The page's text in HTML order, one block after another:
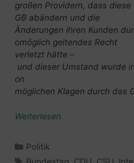
großen Providern, dass diese
GB abändern und die
Änderungen ihren Kunden
omöglich geltendes Recht
verletzt hätte –
und dieser Umstand wurde
on
möglichen Klagen durch das
Weiterlesen
Kategorien
Politik
Schlagwörter